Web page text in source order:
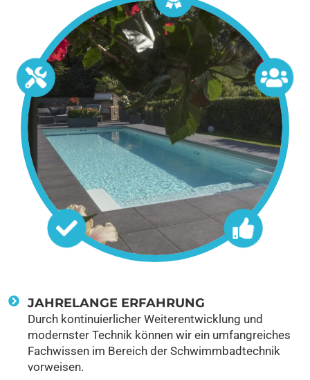
JAHRELANGE ERFAHRUNG
Durch kontinuierlicher Weiterentwicklung und
modernster Technik können wir ein umfangreiches
Fachwissen im Bereich der Schwimmbadtechnik
vorweisen.